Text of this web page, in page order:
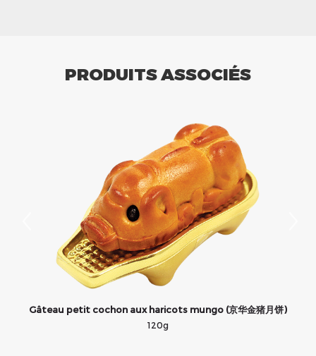
PRODUITS ASSOCIÉS
Gâteau petit cochon aux haricots mungo (京华金猪月饼)
120g